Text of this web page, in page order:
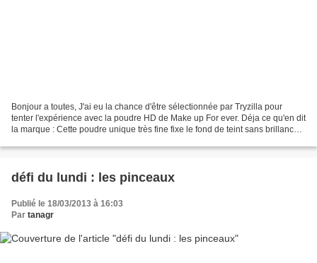
Bonjour a toutes, J'ai eu la chance d'être sélectionnée par Tryzilla pour
tenter l'expérience avec la poudre HD de Make up For ever. Déja ce qu'en dit
la marque : Cette poudre unique très fine fixe le fond de teint sans brillance
défi du lundi : les pinceaux
Publié le 18/03/2013 à 16:03
Par tanagr